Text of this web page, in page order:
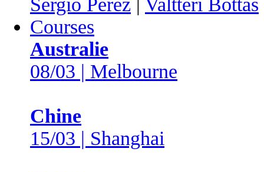
Sergio Pérez | Valtteri Bottas
Courses
Australie
08/03 | Melbourne
Chine
15/03 | Shanghai